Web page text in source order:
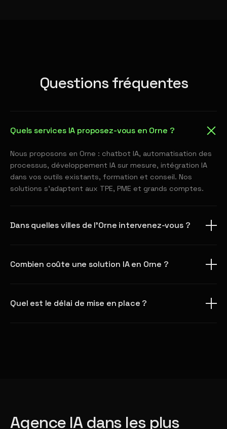
Questions fréquentes
Quels services IA proposez-vous en Orne ?
Nous proposons en Orne : chatbot IA, automatisation des
processus, développement IA sur mesure, intégration IA
dans vos outils existants, formation et conseil. Nos
solutions s'adaptent aux TPE, PME et grands comptes.
Dans quelles villes de l'Orne intervenez-vous ?
Combien coûte une solution IA en Orne ?
Quel est le délai de mise en place ?
Agence IA dans les plus